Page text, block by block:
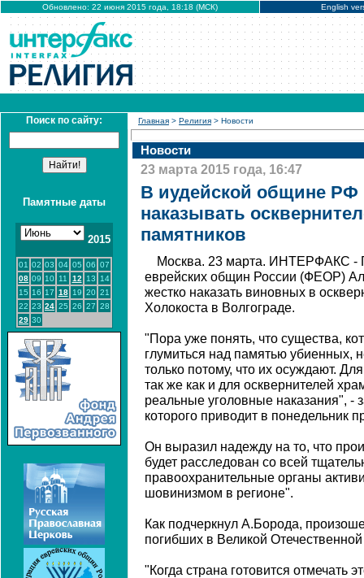
Обновлено: 22 июня 2015 года, 18:18 (МСК) English
Поиск по сайту:
Памятные даты
2015
01 02 03 04 05 06 07
08 09 10 11 12 13
14
15 16 17 18 19 20 21
22 23 24 25 26 27 28
29 30
Главная > Религия > Новости
Новости
23 марта 2015 года, 16:47
В иудейской общине РФ
наказывать
памятников
Москва. 23 марта. ИНТЕРФАКС -
еврейских общин России (ФЕОР)
жестко наказать виновных в
Холокоста в Волгограде.
"Пора уже понять, что существа,
глумиться над памятью убиенных,
только потому, что их осуждают.
так же как и для осквернителей
реальные уголовные наказания", -
которого приводит в понедельник
Он выразил надежду на то, что
будет расследован со всей
правоохранительные органы
шовинизмом в регионе".
Как подчеркнул А.Борода,
погибших в Великой
"Когда страна готовится отмечать